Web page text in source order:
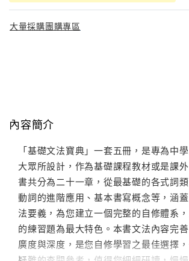
大量採購團購專區
內容簡介
「基礎文法寶典」一套五冊，是專為中
大眾所設計，作為基礎課程教材或是課
書共分為二十一章，從最基礎的各式詞
動詞的進階應用、基本書寫概念等，涵
法要義，為您建立一個完整的自修體系
的練習題為最大特色。本書文法內容完
廣度與深度，是您自修學習之最佳選擇